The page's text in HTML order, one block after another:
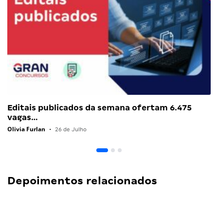
Editais publicados da semana ofertam 6.475
vagas…
Olivia Furlan • 26 de Julho
Depoimentos relacionados